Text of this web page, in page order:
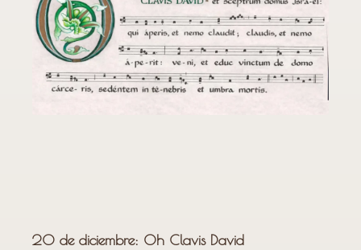
20 de diciembre: Oh Clavis David